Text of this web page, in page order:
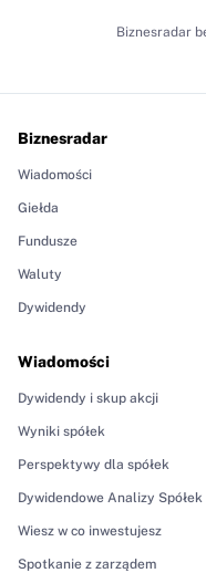
Biznesradar
Biznesradar
Wiadomości
Giełda
Fundusze
Waluty
Dywidendy
Wiadomości
Dywidendy i skup akcji
Wyniki spółek
Perspektywy dla spółek
Dywidendowe Analizy Spółek
Wiesz w co inwestujesz
Spotkanie z zarządem